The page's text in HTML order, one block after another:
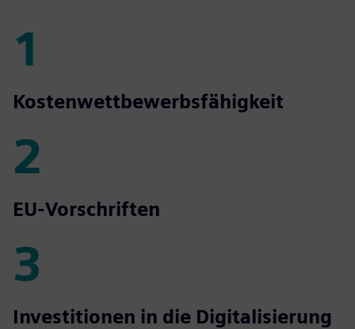
1
1
Kostenwettbewerbsfähigkeit
2
2
EU-Vorschriften
3
3
Investitionen in die Digitalisierung